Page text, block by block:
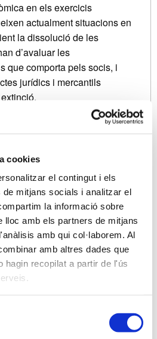
cookies
el contingut i els
mitjans socials i analitzar el
la informació sobre
lloc amb els partners de mitjans
amb qui col·laborem. Al
amb altres dades que
hagin recopilat a partir de l'ús
en els exercicis
actualment situacions en
la dissolució de les
d’avaluar les
que comporta pels socis, i
jurídics i mercantils
les obligacions formals
empreses que segueixen
que va tenir aquest
si ho desitgeu també
a través d’Internet
. Estem molt satisfets
per la comoditat que
desplaçaments
; el dia de la